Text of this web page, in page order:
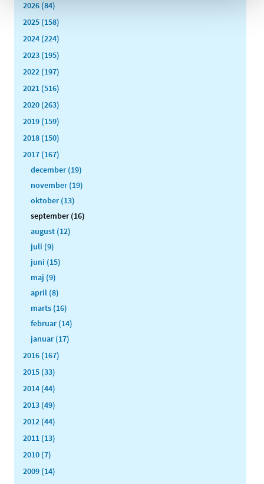
2026 (84)
2025 (158)
2024 (224)
2023 (195)
2022 (197)
2021 (516)
2020 (263)
2019 (159)
2018 (150)
2017 (167)
december (19)
november (19)
oktober (13)
september (16)
august (12)
juli (9)
juni (15)
maj (9)
april (8)
marts (16)
februar (14)
januar (17)
2016 (167)
2015 (33)
2014 (44)
2013 (49)
2012 (44)
2011 (13)
2010 (7)
2009 (14)